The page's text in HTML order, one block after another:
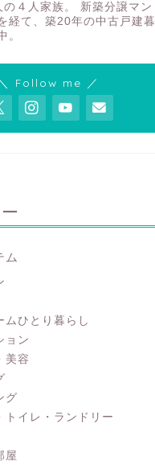
の４人家族。 新築分譲マン
経て、築20年の中古戸建暮
。
＼ Follow me ／
ム
ムひとり暮らし
ョン
美容
グ
トイレ・ランドリー
屋